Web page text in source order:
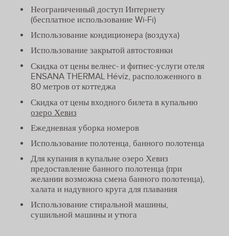
Неограниченный доступ Интернету
(бесплатное использование Wi-Fi)
Использование кондиционера (воздуха)
Использование закрытой автостоянки
Скидка от цены велнес- и фитнес-услуги отеля
ENSANA THERMAL Hévíz, расположенного в
80 метров от коттеджа
Скидка от цены входного билета в купальню
озеро Хевиз
Ежедневная уборка номеров
Использование полотенца, банного полотенца
Для купания в купальне озеро Хевиз
предоставление банного полотенца (при
желании возможна смена банного полотенца),
халата и надувного круга для плавания
Использование стиральной машины,
сушильной машины и утюга